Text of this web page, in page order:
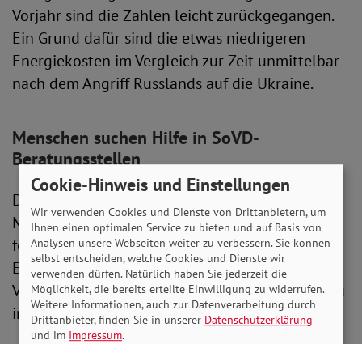
Vorjahr sind die Zahlen leicht zurückgegangen.
Ein Grund dafür sind die etwas niedrigeren
Energiekosten im Vergleich zur Zeit unmittelbar
nach dem Angriff Russlands auf die Ukraine.
Menschen suchen Hilfe in SoVD-
Beratungsstellen
Der SoVD setzt sich für die Belange von
Menschen mit niedrigen Einkommen ein und
fordert gezielte Unterstützung im Kampf gegen
Energiearmut. Im Mai äußerte sich die SoVD-
Vorstandsvorsitzende Michaela Engelmeier dazu
in einem Gespräch mit dem Deutschlandfunk.
Cookie-Hinweis und Einstellungen
Wir verwenden Cookies und Dienste von Drittanbietern, um
Ihnen einen optimalen Service zu bieten und auf Basis von
Analysen unsere Webseiten weiter zu verbessern. Sie können
selbst entscheiden, welche Cookies und Dienste wir
verwenden dürfen. Natürlich haben Sie jederzeit die
Möglichkeit, die bereits erteilte Einwilligung zu widerrufen.
Weitere Informationen, auch zur Datenverarbeitung durch
Drittanbieter, finden Sie in unserer Datenschutzerklärung
und im Impressum.